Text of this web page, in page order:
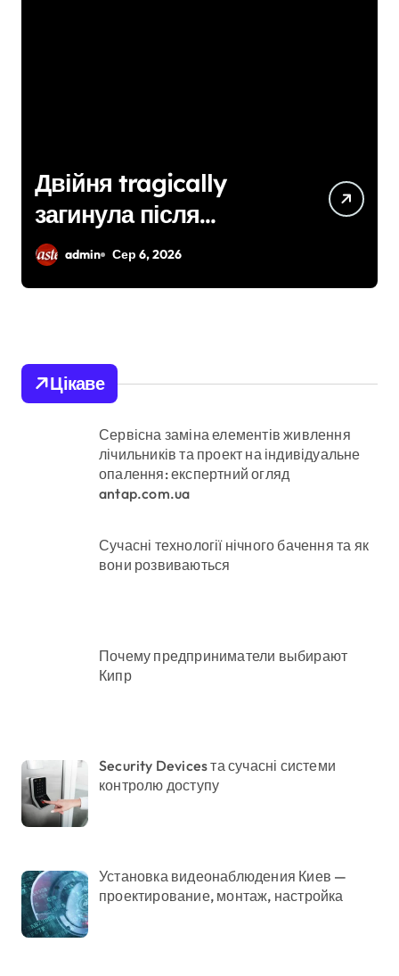
Шахраї з кол-
на Київщині
грн: організаторів
Цікаве
Сервісна заміна елементів живлення
лічильників та проект на індивідуальне
опалення: експертний огляд
antap.com.ua
Сучасні технології нічного бачення та як
вони розвиваються
Почему предприниматели выбирают
Кипр
Security Devices та сучасні системи
контролю доступу
Установка видеонаблюдения Киев —
проектирование, монтаж, настройка